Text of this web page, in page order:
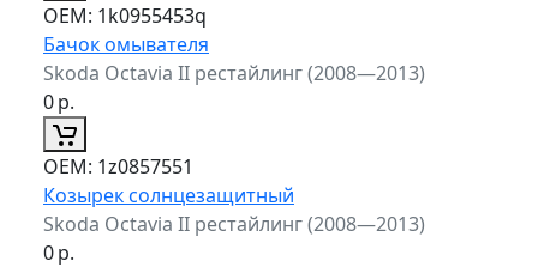
ОЕМ: 1k0955453q
Бачок омывателя
Skoda Octavia II рестайлинг (2008—2013)
0р.
ОЕМ: 1z0857551
Козырек солнцезащитный
Skoda Octavia II рестайлинг (2008—2013)
0р.